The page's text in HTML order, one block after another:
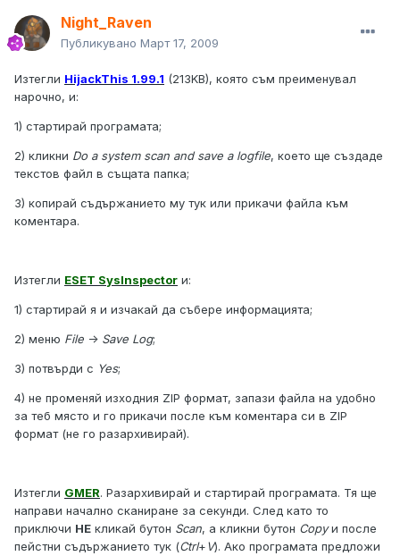
Night_Raven
Публикувано Март 17, 2009
Изтегли HijackThis 1.99.1 (213KB), която съм преименувал
нарочно, и:
1) стартирай програмата;
2) кликни Do a system scan and save a logfile, което ще създаде
текстов файл в същата папка;
3) копирай съдържанието му тук или прикачи файла към
коментара.
Изтегли ESET SysInspector и:
1) стартирай я и изчакай да събере информацията;
2) меню File -> Save Log;
3) потвърди с Yes;
4) не променяй изходния ZIP формат, запази файла на удобно
за теб място и го прикачи после към коментара си в ZIP
формат (не го разархивирай).
Изтегли GMER. Разархивирай и стартирай програмата. Тя ще
направи начално сканиране за секунди. След като то
приключи НЕ кликай бутон Scan, а кликни бутон Copyи после
пейстни съдържанието тук (Ctrl+V). Ако програмата предложи